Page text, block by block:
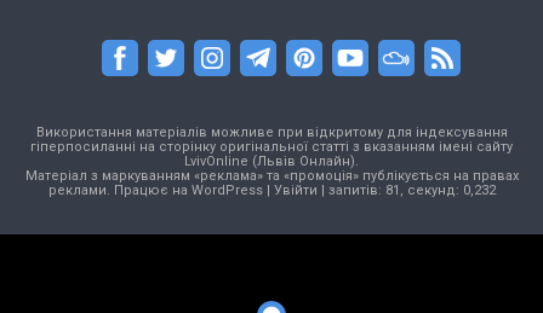
Використання матеріалів можливе при відкритому для індексування
гіперпосиланні на сторінку оригінальної статті з вказанням імені сайту
LvivOnline (Львів Онлайн).
Матеріал з маркуванням «реклама» та «промоція» публікується на правах
реклами. Працює на WordPress| Увійти | запитів: 81, секунд: 0,232